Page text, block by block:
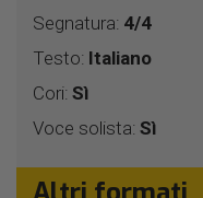
Segnatura: 4/4
Testo: Italiano
Cori: Sì
Voce solista: Sì